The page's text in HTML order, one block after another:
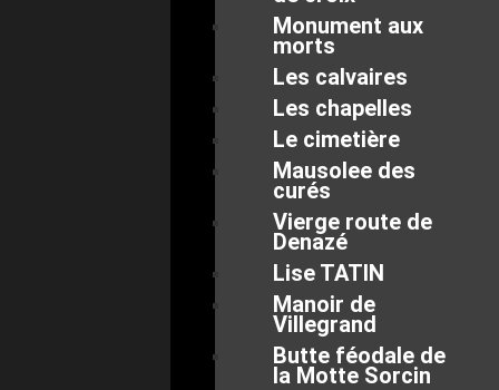
Monument aux
morts
Les calvaires
Les chapelles
Le cimetière
Mausolee des
curés
Vierge route de
Denazé
Lise TATIN
Manoir de
Villegrand
Butte féodale de
la Motte Sorcin